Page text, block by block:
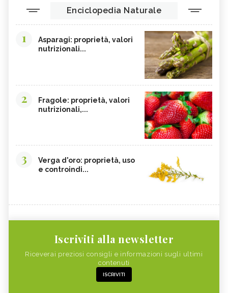
Enciclopedia Naturale
1
Asparagi: proprietà, valori
nutrizionali...
2
Fragole: proprietà, valori
nutrizionali,...
3
Verga d'oro: proprietà, uso
e controindi...
Iscriviti alla newsletter
Riceverai preziosi consigli e informazioni sugli ultimi
contenuti
ISCRIVITI